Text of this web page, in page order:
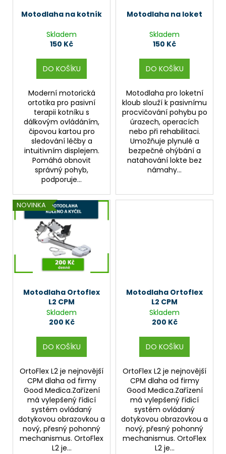
Motodlaha na kotník
Skladem
150 Kč
DO KOŠÍKU
Moderní motorická
ortotika pro pasivní
terapii kotníku s
dálkovým ovládáním,
čipovou kartou pro
sledování léčby a
intuitivním displejem.
Pomáhá obnovit
správný pohyb,
podporuje...
Motodlaha na loket
Skladem
150 Kč
DO KOŠÍKU
Motodlaha pro loketní
kloub slouží k pasivnímu
procvičování pohybu po
úrazech, operacích
nebo při rehabilitaci.
Umožňuje plynulé a
bezpečné ohýbání a
natahování lokte bez
námahy...
NOVINKA
Motodlaha Ortoflex
L2 CPM
Skladem
200 Kč
DO KOŠÍKU
OrtoFlex L2 je nejnovější
CPM dlaha od firmy
Good Medica.Zařízení
má vylepšený řídicí
systém ovládaný
dotykovou obrazovkou a
nový, přesný pohonný
mechanismus. OrtoFlex
L2 je...
Motodlaha Ortoflex
L2 CPM
Skladem
200 Kč
DO KOŠÍKU
OrtoFlex L2 je nejnovější
CPM dlaha od firmy
Good Medica.Zařízení
má vylepšený řídicí
systém ovládaný
dotykovou obrazovkou a
nový, přesný pohonný
mechanismus. OrtoFlex
L2 je...
o
u
m